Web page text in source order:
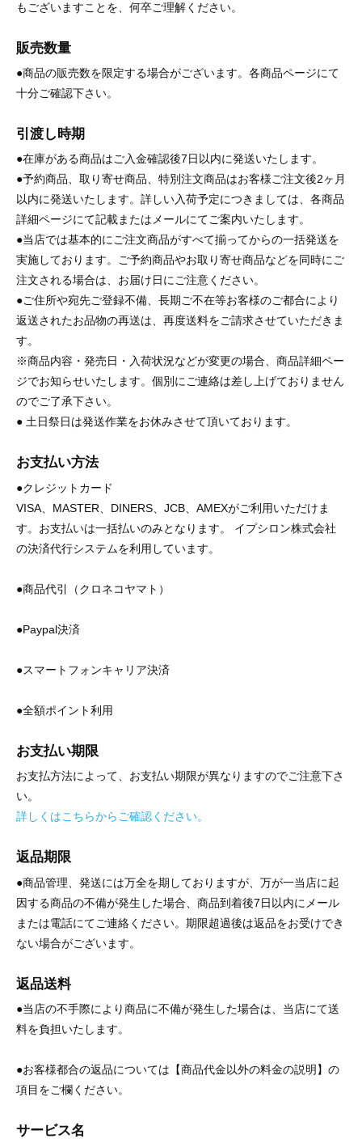
もございますことを、何卒ご理解ください。
販売数量
●商品の販売数を限定する場合がございます。各商品ページにて
十分ご確認下さい。
引渡し時期
●在庫がある商品はご入金確認後7日以内に発送いたします。
●予約商品、取り寄せ商品、特別注文商品はお客様ご注文後2ヶ月
以内に発送いたします。詳しい入荷予定につきましては、各商品
詳細ページにて記載またはメールにてご案内いたします。
●当店では基本的にご注文商品がすべて揃ってからの一括発送を
実施しております。ご予約商品やお取り寄せ商品などを同時にご
注文される場合は、お届け日にご注意ください。
●ご住所や宛先ご登録不備、長期ご不在等お客様のご都合により
返送されたお品物の再送は、再度送料をご請求させていただきま
す。
※商品内容・発売日・入荷状況などが変更の場合、商品詳細ペー
ジでお知らせいたします。個別にご連絡は差し上げておりません
のでご了承下さい。
● 土日祭日は発送作業をお休みさせて頂いております。
お支払い方法
●クレジットカード
VISA、MASTER、DINERS、JCB、AMEXがご利用いただけま
す。お支払いは一括払いのみとなります。 イプシロン株式会社
の決済代行システムを利用しています。
●商品代引（クロネコヤマト）
●Paypal決済
●スマートフォンキャリア決済
●全額ポイント利用
お支払い期限
お支払方法によって、お支払い期限が異なりますのでご注意下さ
い。
詳しくはこちらからご確認ください。
返品期限
●商品管理、発送には万全を期しておりますが、万が一当店に起
因する商品の不備が発生した場合、商品到着後7日以内にメール
または電話にてご連絡ください。期限超過後は返品をお受けでき
ない場合がございます。
返品送料
●当店の不手際により商品に不備が発生した場合は、当店にて送
料を負担いたします。
●お客様都合の返品については【商品代金以外の料金の説明】の
項目をご欄ください。
サービス名